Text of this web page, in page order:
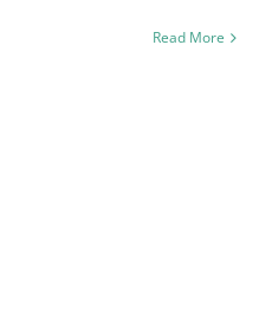
Read More